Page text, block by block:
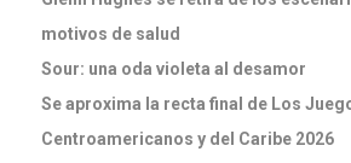
motivos de salud
Sour: una oda violeta al desamor
Se aproxima la recta final de Los
Centroamericanos y del Caribe 2026